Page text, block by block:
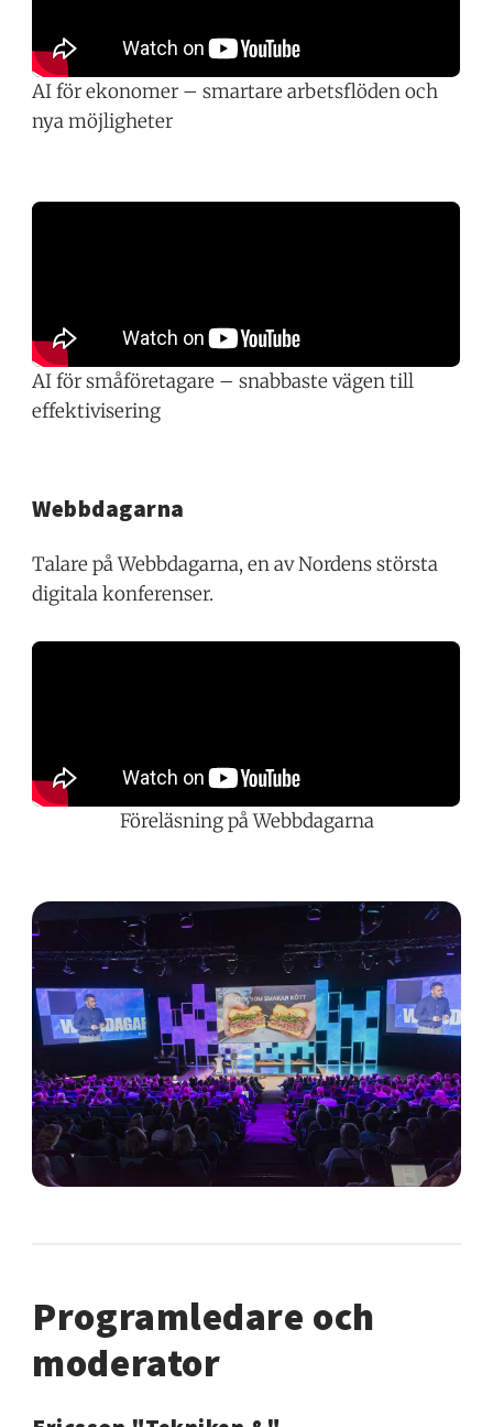
AI för ekonomer – smartare arbetsflöden och
nya möjligheter
AI för småföretagare – snabbaste vägen till
effektivisering
Webbdagarna
Talare på Webbdagarna, en av Nordens största
digitala konferenser.
Föreläsning på Webbdagarna
Programledare och
moderator